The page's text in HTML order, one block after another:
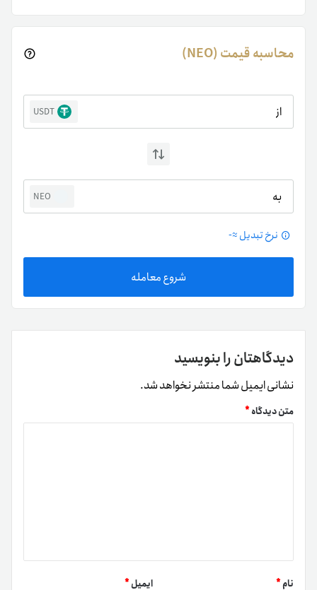
محاسبه قیمت (NEO)
از USDT
به NEO
نرخ تبدیل ≈-
شروع معامله
دیدگاهتان را بنویسید
نشانی ایمیل شما منتشر نخواهد شد.
متن دیدگاه*
نام* ایمیل*